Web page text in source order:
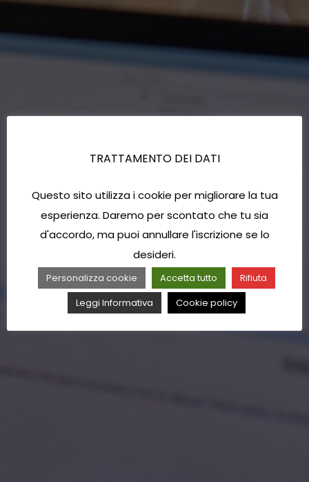
TRATTAMENTO DEI DATI
Questo sito utilizza i cookie per migliorare la tua
esperienza. Daremo per scontato che tu sia
d'accordo, ma puoi annullare l'iscrizione se lo
desideri.
Personalizza cookie Accetta tutto
Rifiuta
Leggi Informativa
Cookie policy